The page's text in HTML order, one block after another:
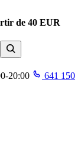
de 40 EUR
20:00
641 150